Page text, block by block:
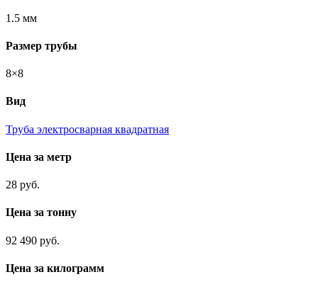
1.5 мм
Размер трубы
8×8
Вид
Труба электросварная квадратная
Цена за метр
28 руб.
Цена за тонну
92 490 руб.
Цена за килограмм